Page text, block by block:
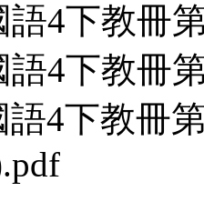
語4下教冊
語4下教冊
語4下教冊